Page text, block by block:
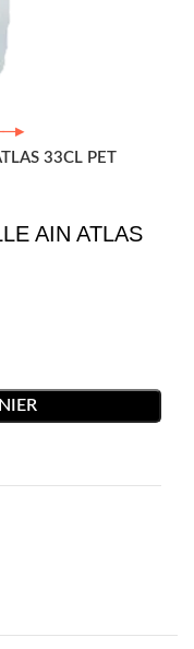
33CL PET
AIN ATLAS